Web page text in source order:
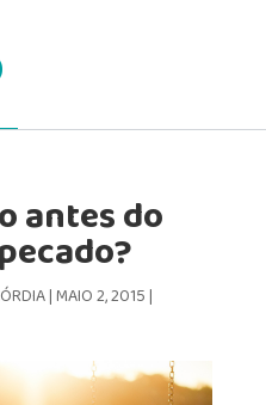
antes do
|MAIO 2, 2015|